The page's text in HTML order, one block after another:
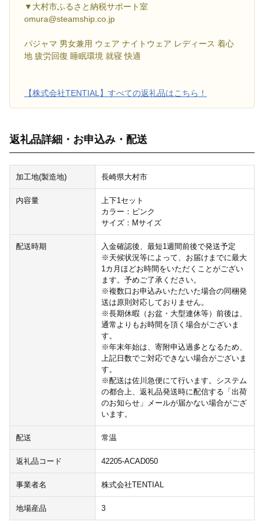
▼大村市ふるさと納税サポート室
omura@steamship.co.jp
パジャマ 男女兼用 ウェア ナイトウェア レディース 着心
地 疲労回復 睡眠環境 就寝 快適
【株式会社TENTIAL】すべての返礼品はこちら！
返礼品詳細・お申込み・配送
加工地(製造地) 長崎県大村市
内容量
上下1セット
カラー：ピンク
サイズ：Mサイズ
配送時期
入金確認後、最短1週間前後で発送予定
※天候状況等によって、お届けまでに最大
1カ月ほどお時間をいただくことがござい
ます。予めご了承ください。
※複数口お申込みいただいた場合の同梱発
送は原則対応しておりません。
※長期休暇（お盆・大型連休等）前後は、
通常よりもお時間を頂く場合がございま
す。
※年末年始は、寄附申込過多となるため、
上記日数でご対応できない場合がございま
す。
※配送は佐川急便にて行います。システム
の都合上、返礼品発送時に配信する「出荷
のお知らせ」メールが届かない場合がござ
います。
配送 常温
返礼品コード 42205-ACAD050
事業者名 株式会社TENTIAL
地場産品 3